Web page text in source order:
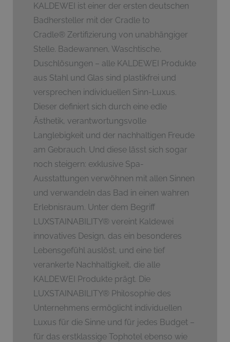
KALDEWEI ist einer der ersten deutschen
Badhersteller mit der Cradle to
Cradle® Zertifizierung von unabhängiger
Stelle. Badewannen, Waschtische,
Duschlösungen – alle KALDEWEI Produkte
aus Stahl und Glas sind plastikfrei und
versprechen individuellen Sinn-Luxus.
Dieser definiert sich durch eine edle
Ästhetik, verantwortungsvolle
Langlebigkeit und der nachhaltigen Freude
am Gebrauch. Und diese lässt sich sogar
noch steigern: exklusive Spa-
Ausstattungen verwöhnen mit allen Sinnen
und verwandeln das Bad in einen wahren
Erlebnisraum. Unter dem Begriff
LUXSTAINABILITY® vereint Kaldewei
innovatives Design, das ein besonderes
Lebensgefühl auslöst, und eine tief
verankerte Nachhaltigkeit, die alle
KALDEWEI Produkte prägt. Die
LUXSTAINABILITY® Philosophie des
Unternehmens ermöglicht individuellen
Luxus für die Sinne und für jedes Budget –
für das erstklassige Tophotel ebenso wie